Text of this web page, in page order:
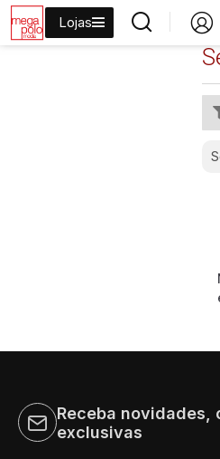
Lojas
Receba
exclusivas